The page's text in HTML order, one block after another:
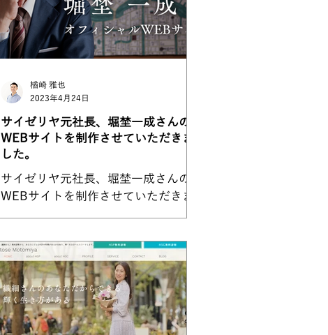
サイゼリヤ元社長、堀埜一成さんの
WEBサイトを制作させていただきま
した。
サイゼリヤ元社長、堀埜一成さんの
WEBサイトを制作させていただきま
べたい！という時に、日替わりランチ
or ペペロンチーノのWサイズ or ミラ
ノ風ドリアを何度注文させていただい
たことか。...
楢崎 雅也
2023年4月24日